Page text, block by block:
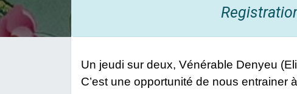
Un jeudi sur deux, Vénérable Denyeu
C’est une opportunité de nous entrainer